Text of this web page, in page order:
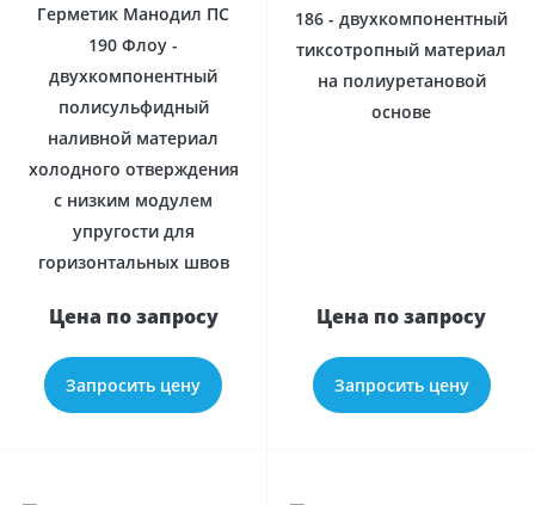
Герметик Манодил ПС
190 Флоу -
двухкомпонентный
полисульфидный
наливной материал
холодного отверждения
с низким модулем
упругости для
горизонтальных швов
Цена по запросу
Запросить цену
186 - двухкомпонентный
тиксотропный материал
на полиуретановой
основе
Цена по запросу
Запросить цену